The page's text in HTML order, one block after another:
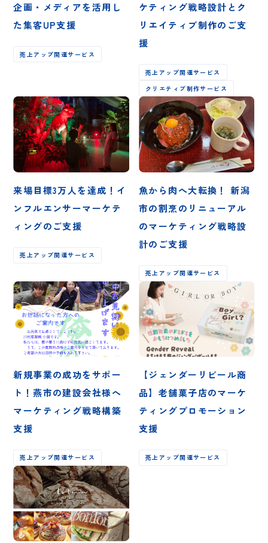
企画・メディアを活用し
た集客UP支援
売上アップ関連サービス
ケティング戦略設計とク
リエイティブ制作のご支
援
売上アップ関連サービス
クリエティブ制作サービス
来場目標3万人を達成！イ
ンフルエンサーマーケテ
ィングのご支援
売上アップ関連サービス
魚から肉へ大転換！ 新潟
市の割烹のリニューアル
のマーケティング戦略設
計のご支援
売上アップ関連サービス
新規事業の成功をサポー
ト！燕市の建設会社様へ
マーケティング戦略構築
支援
売上アップ関連サービス
【ジェンダーリビール商
品】老舗菓子店のマーケ
ティングプロモーション
支援
売上アップ関連サービス